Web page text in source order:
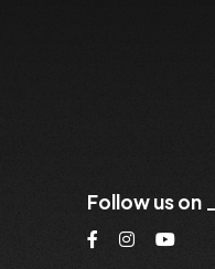
Follow us on